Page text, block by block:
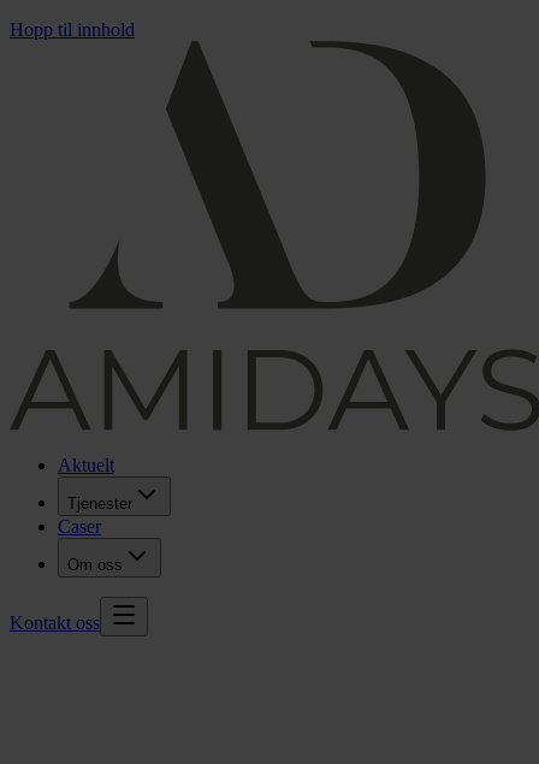
Hopp til innhold
Aktuelt
Tjenester
Caser
Om oss
Kontakt oss